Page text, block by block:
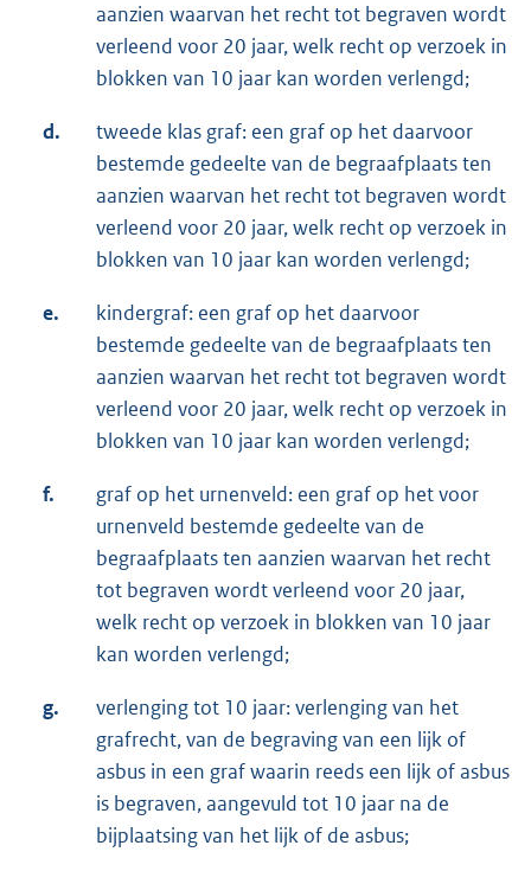
aanzien waarvan het recht tot begraven wordt
verleend voor 20 jaar, welk recht op verzoek in
blokken van 10 jaar kan worden verlengd;
d.
tweede klas graf: een graf op het daarvoor
bestemde gedeelte van de begraafplaats ten
aanzien waarvan het recht tot begraven wordt
verleend voor 20 jaar, welk recht op verzoek in
blokken van 10 jaar kan worden verlengd;
e.
kindergraf: een graf op het daarvoor
bestemde gedeelte van de begraafplaats ten
aanzien waarvan het recht tot begraven wordt
verleend voor 20 jaar, welk recht op verzoek in
blokken van 10 jaar kan worden verlengd;
f.
graf op het urnenveld: een graf op het voor
urnenveld bestemde gedeelte van de
begraafplaats ten aanzien waarvan het recht
tot begraven wordt verleend voor 20 jaar,
welk recht op verzoek in blokken van 10 jaar
kan worden verlengd;
g.
verlenging tot 10 jaar: verlenging van het
grafrecht, van de begraving van een lijk of
asbus in een graf waarin reeds een lijk of asbus
is begraven, aangevuld tot 10 jaar na de
bijplaatsing van het lijk of de asbus;